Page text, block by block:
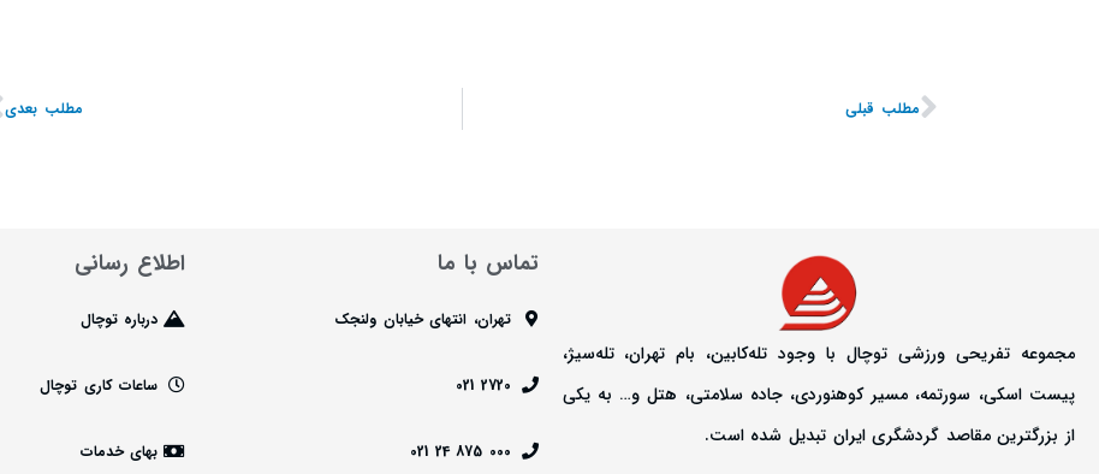
مطلب قبلی مطلب بعدی
مجموعه تفریحی ورزشی توچال با وجود تله‌کابین، بام تهران، تله‌سیژ،
پیست اسکی، سورتمه، مسیر کوهنوردی، جاده سلامتی، هتل و… به یکی
از بزرگترین مقاصد گردشگری ایران تبدیل شده است.
تماس با ما
تهران، انتهای خیابان ولنجک
2720 021
000 875 24 021
اطلاع رسانی
درباره توچال
ساعات کاری توچال
بهای خدمات